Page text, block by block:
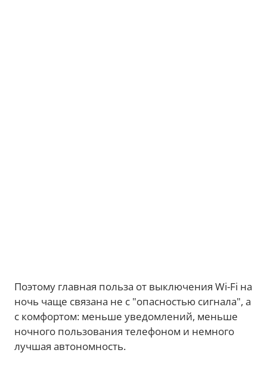
Поэтому главная польза от выключения Wi-Fi на
ночь чаще связана не с "опасностью сигнала", а
с комфортом: меньше уведомлений, меньше
ночного пользования телефоном и немного
лучшая автономность.